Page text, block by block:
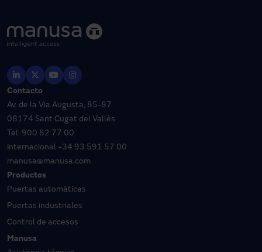
Contacto
Av. de la Via Augusta, 85-87
08174 Sant Cugat del Vallès
Tel. 900 82 77 00
Internacional +34 93 591 57 00
manusa@manusa.com
Productos
Puertas automáticas
Puertas industriales
Control de accesos
Manusa